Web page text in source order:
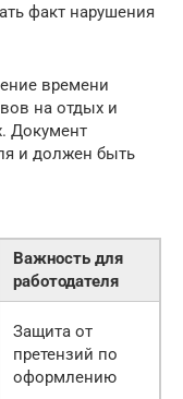
факт нарушения
времени
на отдых и
Документ
и должен быть
Важность для
работодателя
Защита от
претензий по
оформлению